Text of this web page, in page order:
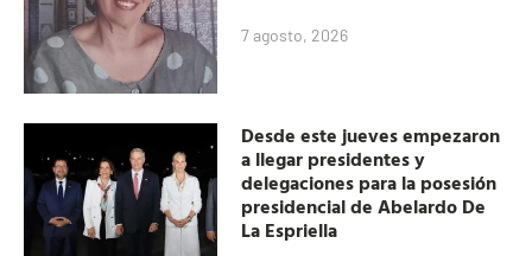
7 agosto, 2026
Desde este jueves empezaron
a llegar presidentes y
delegaciones para la posesión
presidencial de Abelardo De
La Espriella